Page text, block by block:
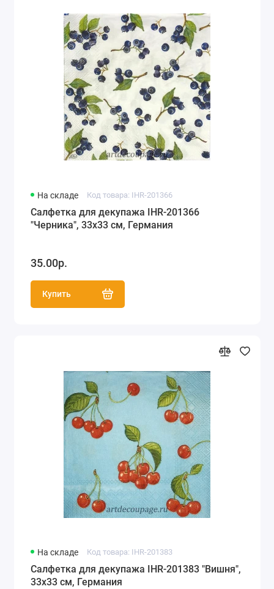
Города мира, путешествия (78)
Морская тематика (66)
Любовь, свадьба (74)
Разное (63)
Детство, игрушки, рисунки для детей (118)
На складе Код товара: IHR-201366
Салфетка для декупажа IHR-201366
"Черника", 33х33 см, Германия
35.00р.
Купить
На складе Код товара: IHR-201383
Салфетка для декупажа IHR-201383 "Вишня",
33х33 см, Германия